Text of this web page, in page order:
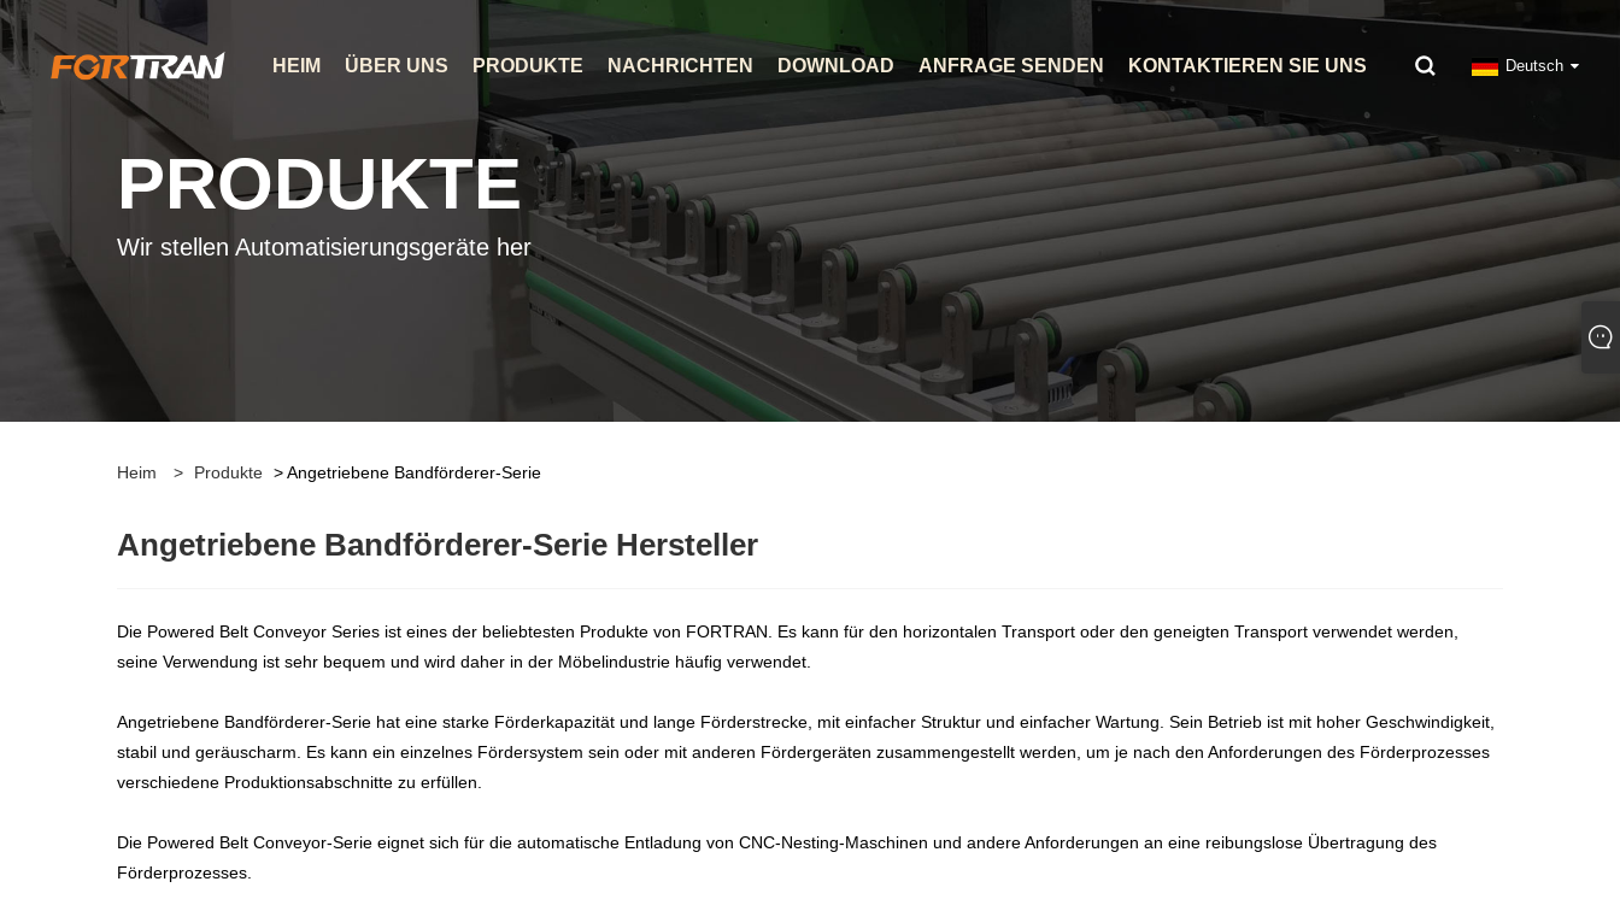
HEIM ÜBER UNS PRODUKTE NACHRICHTEN DOWNLOAD ANFRAGE SENDEN KONTAKTIEREN SIE UNS Deutsch
PRODUKTE
Wir stellen Automatisierungsgeräte her
Heim > Produkte > Angetriebene Bandförderer-Serie
Angetriebene Bandförderer-Serie Hersteller
Die Powered Belt Conveyor Series ist eines der beliebtesten Produkte von FORTRAN. Es kann für den horizontalen Transport oder den geneigten Transport verwendet werden,
seine Verwendung ist sehr bequem und wird daher in der Möbelindustrie häufig verwendet.
Angetriebene Bandförderer-Serie hat eine starke Förderkapazität und lange Förderstrecke, mit einfacher Struktur und einfacher Wartung. Sein Betrieb ist mit hoher Geschwindigkeit,
stabil und geräuscharm. Es kann ein einzelnes Fördersystem sein oder mit anderen Fördergeräten zusammengestellt werden, um je nach den Anforderungen des Förderprozesses
verschiedene Produktionsabschnitte zu erfüllen.
Die Powered Belt Conveyor-Serie eignet sich für die automatische Entladung von CNC-Nesting-Maschinen und andere Anforderungen an eine reibungslose Übertragung des
Förderprozesses.